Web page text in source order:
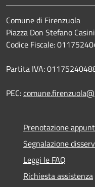
Comune di Firenzuola
Piazza Don Stefano
Codice Fiscale:
Partita IVA:
PEC:
Prenotazione
Segnalazione
Leggi le FAQ
Richiesta assistenza